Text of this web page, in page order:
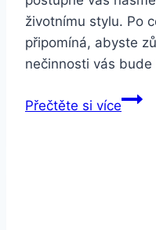
životnímu stylu. Po
připomíná, abyste
nečinnosti vás
Přečtěte si více